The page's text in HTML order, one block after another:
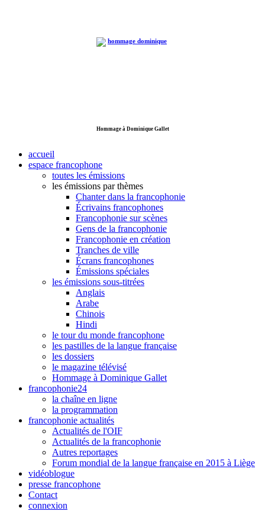
Hommage à Dominique Gallet
accueil
espace francophone
toutes les émissions
les émissions par thèmes
Chanter dans la francophonie
Écrivains francophones
Francophonie sur scènes
Gens de la francophonie
Francophonie en création
Tranches de ville
Écrans francophones
Émissions spéciales
les émissions sous-titrées
Anglais
Arabe
Chinois
Hindi
le tour du monde francophone
les pastilles de la langue française
les dossiers
le magazine télévisé
Hommage à Dominique Gallet
francophonie24
la chaîne en ligne
la programmation
francophonie actualités
Actualités de l'OIF
Actualités de la francophonie
Autres reportages
Forum mondial de la langue française en 2015 à Liège
vidéoblogue
presse francophone
Contact
connexion